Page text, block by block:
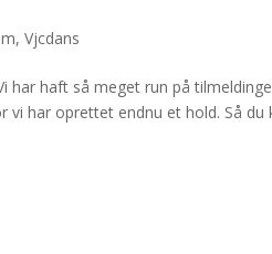
,Vjcdans
har haft så meget run på
har oprettet endnu et hold. Så du